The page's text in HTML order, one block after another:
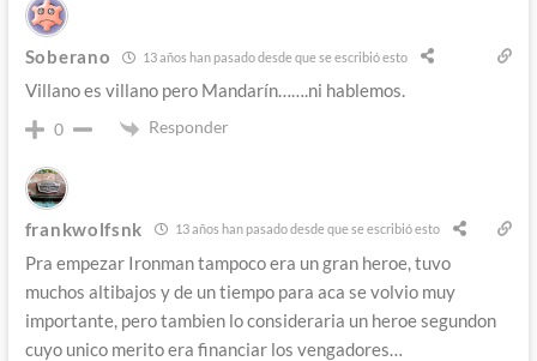
Soberano 13 años han pasado desde que se escribió esto
Villano es villano pero Mandarín…….ni hablemos.
0 Responder
frankwolfsnk 13 años han pasado desde que se escribió esto
Pra empezar Ironman tampoco era un gran heroe, tuvo
muchos altibajos y de un tiempo para aca se volvio muy
importante, pero tambien lo consideraria un heroe segundon
cuyo unico merito era financiar los vengadores…